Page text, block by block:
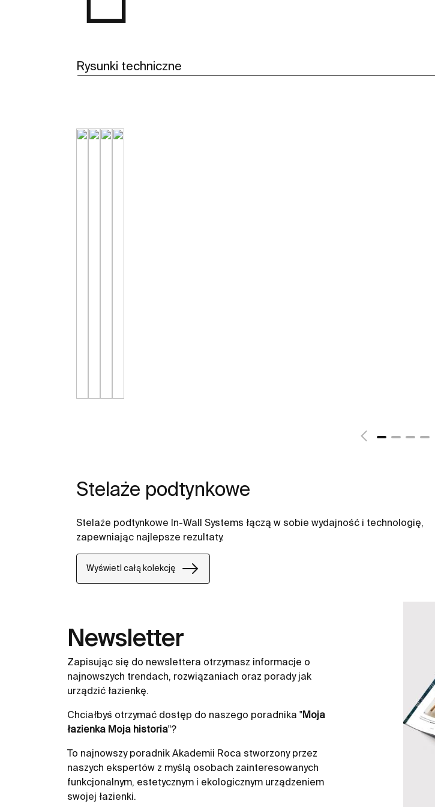
Rysunki techniczne
Stelaże podtynkowe
Stelaże podtynkowe In-Wall Systems łączą w sobie wydajność i technologię,
zapewniając najlepsze rezultaty.
Wyświetl całą kolekcję
Newsletter
Zapisując się do newslettera otrzymasz informacje o
najnowszych trendach, rozwiązaniach oraz porady jak
urządzić łazienkę.
Chciałbyś otrzymać dostęp do naszego poradnika "Moja
łazienka Moja historia"?
To najnowszy poradnik Akademii Roca stworzony przez
naszych ekspertów z myślą osobach zainteresowanych
funkcjonalnym, estetycznym i ekologicznym urządzeniem
swojej łazienki.